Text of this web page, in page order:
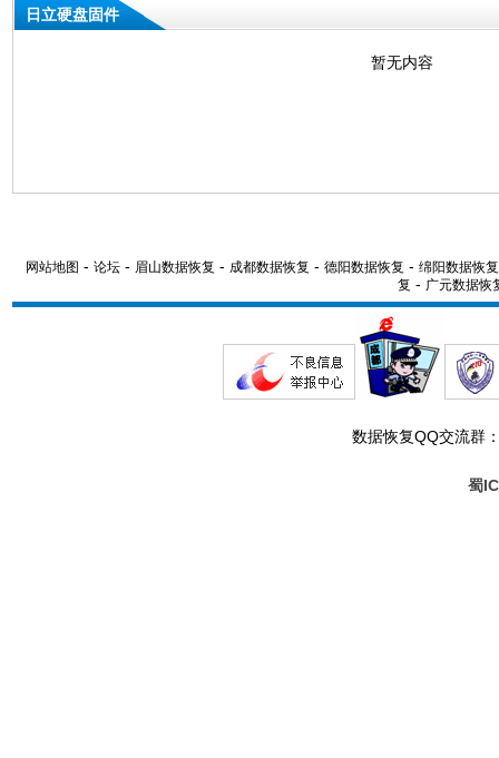
日立硬盘固件
暂无内容
网站地图 - 论坛 - 眉山数据恢复 - 成都数据恢复 - 德阳数据恢复 - 绵阳数据恢复
复 - 广元数据恢
数据恢复QQ交流群
蜀